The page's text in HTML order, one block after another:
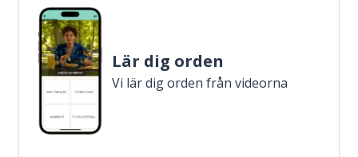
Lär dig orden
Vi lär dig orden från videorna